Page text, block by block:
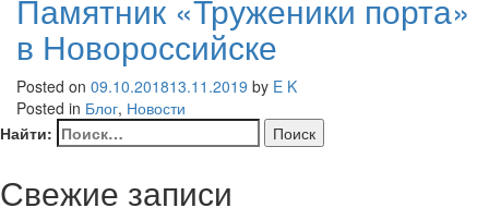
Памятник «Труженики порта»
в Новороссийске
Posted on 09.10.201813.11.2019 by E K
Posted in Блог, Новости
Найти:
Свежие записи